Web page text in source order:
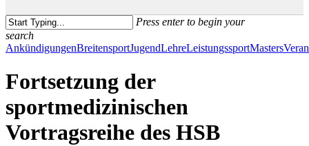
Press enter to begin your
search
Close
AnkündigungenBreitensportJugendLehreLeistungssportMasters
Fortsetzung der
sportmedizinischen
Vortragsreihe des HSB